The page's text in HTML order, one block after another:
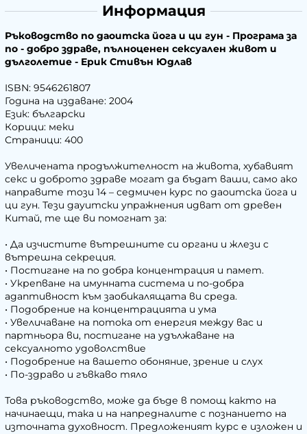
Информация
Ръководство по даоитска йога и ци гун - Програма за
по - добро здраве, пълноценен сексуален живот и
дълголетие - Ерик Стивън Юдлав
ISBN: 9546261807
Година на издаване: 2004
Език: български
Корици: меки
Страници: 400
Увеличената продължителност на живота, хубавият
секс и доброто здраве могат да бъдат ваши, само ако
направите този 14 – седмичен курс по даоитска йога и
ци гун. Тези дауитски упражнения идват от древен
Китай, те ще ви помогнат за:
• Да изчистите вътрешните си органи и жлези с
вътрешна секреция.
• Постигане на по добра концентрация и памет.
• Укрепване на имунната система и по-добра
адаптивност към заобикалящата ви среда.
• Подобрение на концентрацията и ума
• Увеличаване на потока от енергия между вас и
партньора ви, постигане на удължаване на
сексуалното удоволствие
• Подобрение на вашето обоняние, зрение и слух
• По-здраво и гъвкаво тяло
Това ръководство, може да бъде в помощ както на
начинаещи, така и на напредналите с познанието на
източната духовност. Предложеният курс е изложен и